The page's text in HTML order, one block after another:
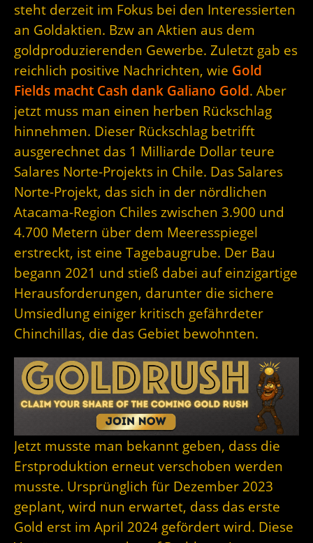
steht derzeit im Fokus bei den Interessierten
an Goldaktien. Bzw an Aktien aus dem
goldproduzierenden Gewerbe. Zuletzt gab es
reichlich positive Nachrichten, wie Gold
Fields macht Cash dank Galiano Gold. Aber
jetzt muss man einen herben Rückschlag
hinnehmen. Dieser Rückschlag betrifft
ausgerechnet das 1 Milliarde Dollar teure
Salares Norte-Projekts in Chile. Das Salares
Norte-Projekt, das sich in der nördlichen
Atacama-Region Chiles zwischen 3.900 und
4.700 Metern über dem Meeresspiegel
erstreckt, ist eine Tagebaugrube. Der Bau
begann 2021 und stieß dabei auf einzigartige
Herausforderungen, darunter die sichere
Umsiedlung einiger kritisch gefährdeter
Chinchillas, die das Gebiet bewohnten.
Jetzt musste man bekannt geben, dass die
Erstproduktion erneut verschoben werden
musste. Ursprünglich für Dezember 2023
geplant, wird nun erwartet, dass das erste
Gold erst im April 2024 gefördert wird. Diese